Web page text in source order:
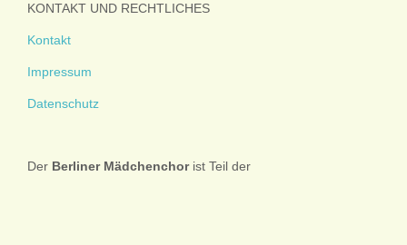
KONTAKT UND RECHTLICHES
Kontakt
Impressum
Datenschutz
Der Berliner Mädchenchorist Teil der